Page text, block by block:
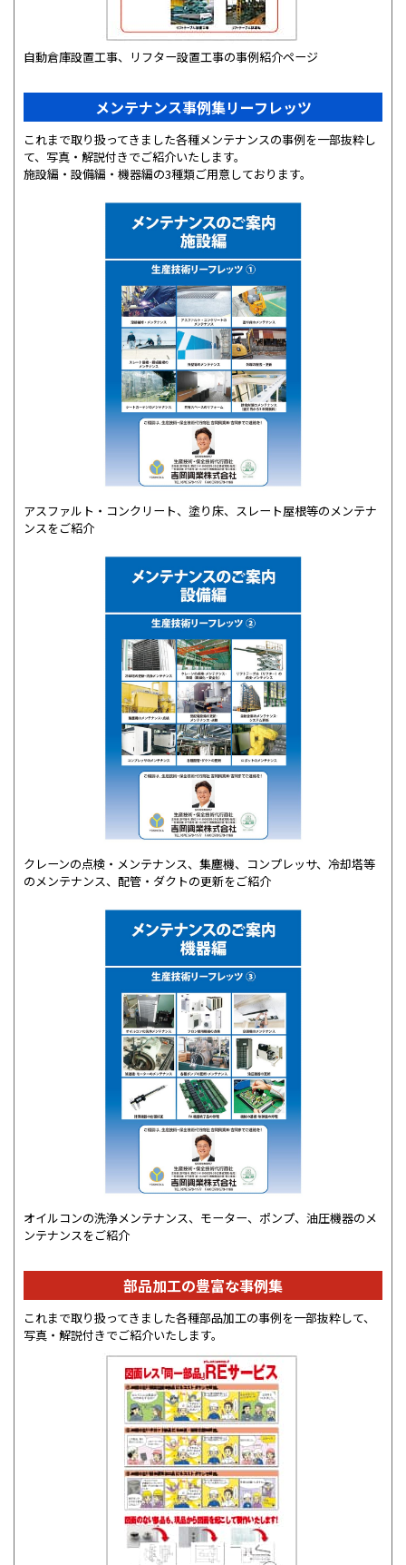
自動倉庫設置工事、リフター設置工事の事例紹介ページ
メンテナンス事例集リーフレッツ
これまで取り扱ってきました各種メンテナンスの事例を一部抜粋し
て、写真・解説付きでご紹介いたします。
施設編・設備編・機器編の3種類ご用意しております。
アスファルト・コンクリート、塗り床、スレート屋根等のメンテナ
ンスをご紹介
クレーンの点検・メンテナンス、集塵機、コンプレッサ、冷却塔等
のメンテナンス、配管・ダクトの更新をご紹介
オイルコンの洗浄メンテナンス、モーター、ポンプ、油圧機器のメ
ンテナンスをご紹介
部品加工の豊富な事例集
これまで取り扱ってきました各種部品加工の事例を一部抜粋して、
写真・解説付きでご紹介いたします。